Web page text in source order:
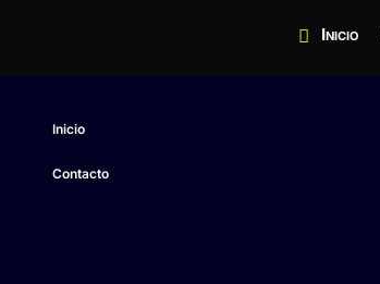
Inicio
Inicio
Contacto